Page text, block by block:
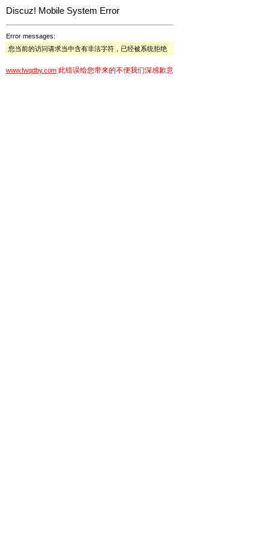
Discuz! Mobile System Error
Error messages:
您当前的访问请求当中含有非法字符，已经被系统拒绝
www.fwqdby.com 此错误给您带来的不便我们深感歉意